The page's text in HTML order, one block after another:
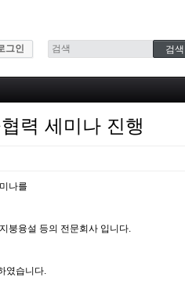
그인
력 세미나 진행
나를
붕융설 등의 전문회사 입니다.
였습니다.